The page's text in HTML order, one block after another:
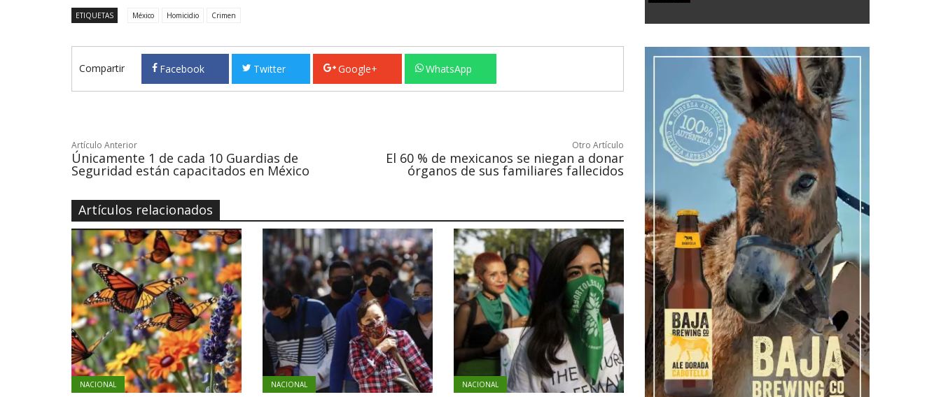
ETIQUETAS México Homicidio Crimen
Compartir Facebook Twitter Google+ WhatsApp
Artículo Anterior
Únicamente 1 de cada 10 Guardias de
Seguridad están capacitados en México
Otro Artículo
El 60 % de mexicanos se niegan a donar
órganos de sus familiares fallecidos
Artículos relacionados
NACIONAL NACIONAL NACIONAL